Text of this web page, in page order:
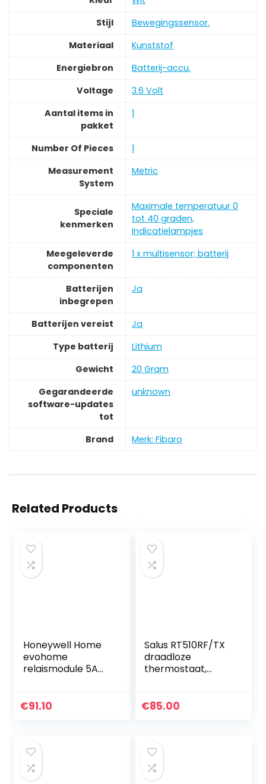
Stijl
‎Bewegingssensor.
Materiaal
‎Kunststof
Energiebron
‎Batterij-accu.
Voltage
‎3.6 Volt
Aantal items in
pakket
‎1
Number Of Pieces
‎1
Measurement
System
‎Metric
Speciale
kenmerken
‎Maximale temperatuur 0
tot 40 graden,
Indicatielampjes
Meegeleverde
componenten
‎1 x multisensor; batterij
Batterijen
inbegrepen
‎Ja
Batterijen vereist
‎Ja
Type batterij
‎Lithium
Gewicht
‎20 Gram
Gegarandeerde
software-updates
tot
‎unknown
Brand Merk: Fibaro
Related Products
Honeywell Home
evohome
relaismodule 5A
€91.10
Salus RT510RF/TX
draadloze
thermostaat,
€85.00